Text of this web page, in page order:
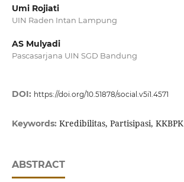
Umi Rojiati
UIN Raden Intan Lampung
AS Mulyadi
Pascasarjana UIN SGD Bandung
DOI: https://doi.org/10.51878/social.v5i1.4571
Keywords: Kredibilitas, Partisipasi, KKBPK
ABSTRACT